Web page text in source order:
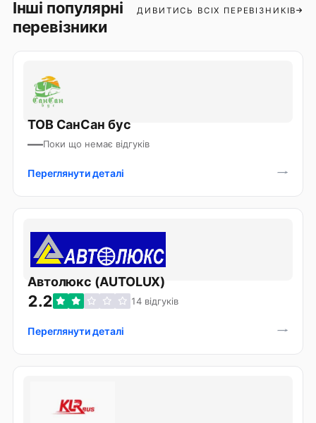
Інші популярні
перевізники
ДИВИТИСЬ ВСІХ ПЕРЕВІЗНИКІВ
ТОВ СанСан бус
—Поки що немає відгуків
Переглянути деталі
Автолюкс (AUTOLUX)
2.2 14 відгуків
Переглянути деталі